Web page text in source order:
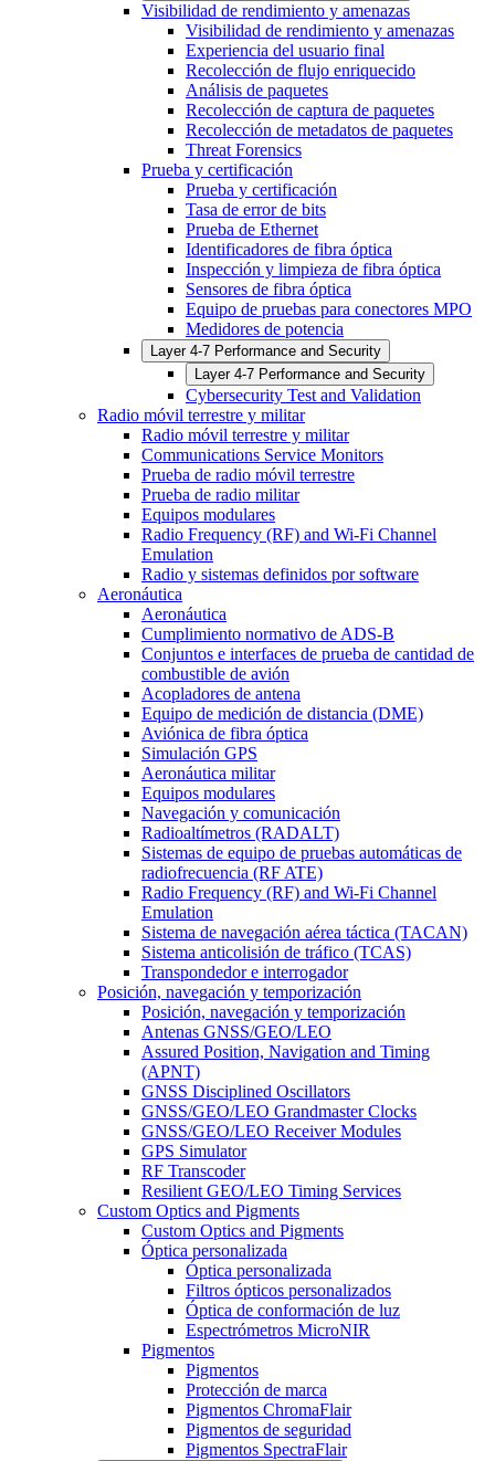
Visibilidad de rendimiento y amenazas
Visibilidad de rendimiento y amenazas
Experiencia del usuario final
Recolección de flujo enriquecido
Análisis de paquetes
Recolección de captura de paquetes
Recolección de metadatos de paquetes
Threat Forensics
Prueba y certificación
Prueba y certificación
Tasa de error de bits
Prueba de Ethernet
Identificadores de fibra óptica
Inspección y limpieza de fibra óptica
Sensores de fibra óptica
Equipo de pruebas para conectores MPO
Medidores de potencia
Layer 4-7 Performance and Security
Layer 4-7 Performance and Security
Cybersecurity Test and Validation
Radio móvil terrestre y militar
Radio móvil terrestre y militar
Communications Service Monitors
Prueba de radio móvil terrestre
Prueba de radio militar
Equipos modulares
Radio Frequency (RF) and Wi-Fi Channel
Emulation
Radio y sistemas definidos por software
Aeronáutica
Aeronáutica
Cumplimiento normativo de ADS-B
Conjuntos e interfaces de prueba de cantidad de
combustible de avión
Acopladores de antena
Equipo de medición de distancia (DME)
Aviónica de fibra óptica
Simulación GPS
Aeronáutica militar
Equipos modulares
Navegación y comunicación
Radioaltímetros (RADALT)
Sistemas de equipo de pruebas automáticas de
radiofrecuencia (RF ATE)
Radio Frequency (RF) and Wi-Fi Channel
Emulation
Sistema de navegación aérea táctica (TACAN)
Sistema anticolisión de tráfico (TCAS)
Transpondedor e interrogador
Posición, navegación y temporización
Posición, navegación y temporización
Antenas GNSS/GEO/LEO
Assured Position, Navigation and Timing
(APNT)
GNSS Disciplined Oscillators
GNSS/GEO/LEO Grandmaster Clocks
GNSS/GEO/LEO Receiver Modules
GPS Simulator
RF Transcoder
Resilient GEO/LEO Timing Services
Custom Optics and Pigments
Custom Optics and Pigments
Óptica personalizada
Óptica personalizada
Filtros ópticos personalizados
Óptica de conformación de luz
Espectrómetros MicroNIR
Pigmentos
Pigmentos
Protección de marca
Pigmentos ChromaFlair
Pigmentos de seguridad
Pigmentos SpectraFlair